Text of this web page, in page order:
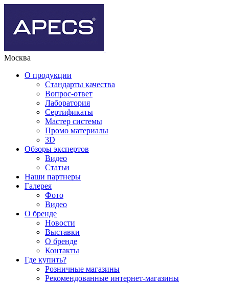
Москва
О продукции
Стандарты качества
Вопрос-ответ
Лаборатория
Сертификаты
Мастер системы
Промо материалы
3D
Обзоры экспертов
Видео
Статьи
Наши партнеры
Галерея
Фото
Видео
О бренде
Новости
Выставки
О бренде
Контакты
Где купить?
Розничные магазины
Рекомендованные интернет-магазины